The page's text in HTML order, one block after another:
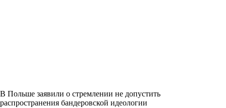
В Польше заявили о стремлении не допустить
распространения бандеровской идеологии